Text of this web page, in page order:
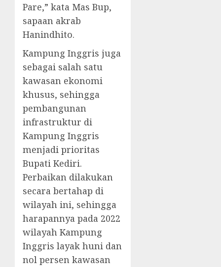
Pare,” kata Mas Bup,
sapaan akrab
Hanindhito.
Kampung Inggris juga
sebagai salah satu
kawasan ekonomi
khusus, sehingga
pembangunan
infrastruktur di
Kampung Inggris
menjadi prioritas
Bupati Kediri.
Perbaikan dilakukan
secara bertahap di
wilayah ini, sehingga
harapannya pada 2022
wilayah Kampung
Inggris layak huni dan
nol persen kawasan